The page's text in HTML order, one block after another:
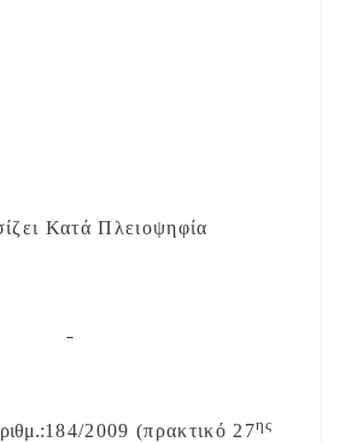
Κατά Πλειοψηφία
184/2009 (πρακτικό 27ης